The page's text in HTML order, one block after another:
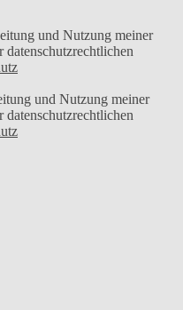
und Nutzung meiner
datenschutzrechtlichen
und Nutzung meiner
datenschutzrechtlichen